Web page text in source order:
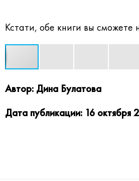
Кстати, обе книги вы сможете
Автор: Дина Булатова
Дата публикации: 16 октября